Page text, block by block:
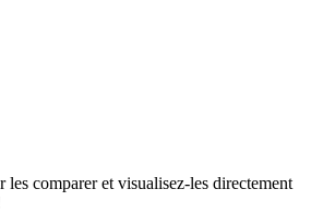
les comparer et visualisez-les directement